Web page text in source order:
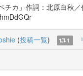
チカ」作詞：北原白秋
(投稿一覧) 1